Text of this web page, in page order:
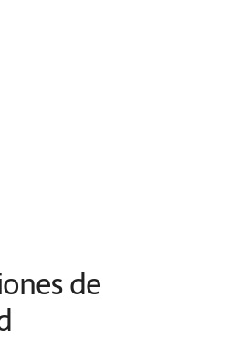
de